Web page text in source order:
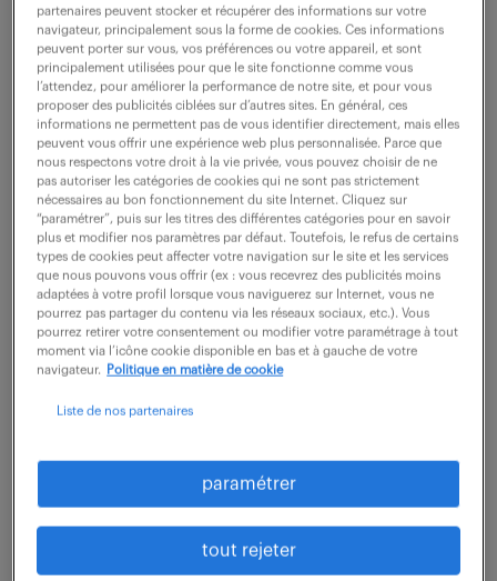
7 août 2026
Puteaux (92)
CDI
32 000 - 38 000 € / an
Sous la responsabilité du Contrôleur Crédit, vos
missions s'articulent autour de trois axes : Gestion de
la Master Data (Référentiel Tiers) : Création des tiers
(fournisseurs et employés) et...
voir l'offre
7 août 2026
Neuilly sur Seine Cedex (92)
CDI
partenaires peuvent stocker et récupérer des informations sur votre
navigateur, principalement sous la forme de cookies. Ces informations
peuvent porter sur vous, vos préférences ou votre appareil, et sont
principalement utilisées pour que le site fonctionne comme vous
l’attendez, pour améliorer la performance de notre site, et pour vous
proposer des publicités ciblées sur d’autres sites. En général, ces
informations ne permettent pas de vous identifier directement, mais elles
peuvent vous offrir une expérience web plus personnalisée. Parce que
nous respectons votre droit à la vie privée, vous pouvez choisir de ne
pas autoriser les catégories de cookies qui ne sont pas strictement
nécessaires au bon fonctionnement du site Internet. Cliquez sur
“paramétrer”, puis sur les titres des différentes catégories pour en savoir
plus et modifier nos paramètres par défaut. Toutefois, le refus de certains
types de cookies peut affecter votre navigation sur le site et les services
que nous pouvons vous offrir (ex : vous recevrez des publicités moins
adaptées à votre profil lorsque vous naviguerez sur Internet, vous ne
pourrez pas partager du contenu via les réseaux sociaux, etc.). Vous
pourrez retirer votre consentement ou modifier votre paramétrage à tout
moment via l’icône cookie disponible en bas et à gauche de votre
navigateur.
Politique en matière de cookie
Liste de nos partenaires
paramétrer
tout rejeter